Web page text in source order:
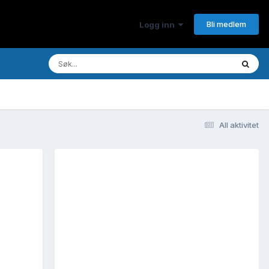
Logg inn Bli medlem
All aktivitet